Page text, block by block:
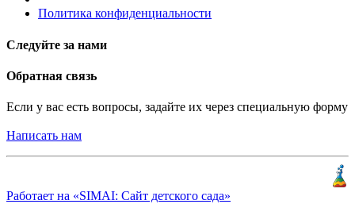
Политика конфиденциальности
Следуйте за нами
Обратная связь
Если у вас есть вопросы, задайте их через специальную форму
Написать нам
Работает на «SIMAI: Сайт детского сада»